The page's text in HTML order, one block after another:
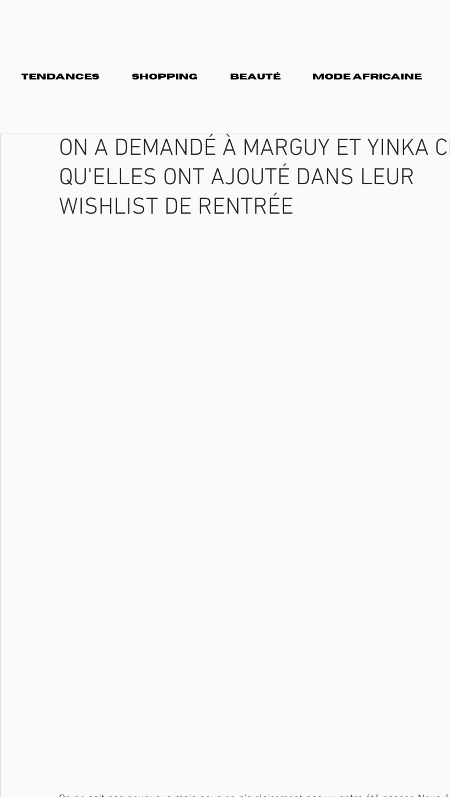
TENDANCES SHOPPING BEAUTÉ MODE AFRICAINE
ON A DEMANDÉ À MARGUY ET YINKA
QU'ELLES ONT AJOUTÉ DANS LEUR
WISHLIST DE RENTRÉE